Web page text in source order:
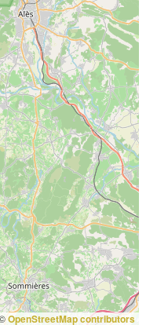
OpenStreetMap contributors